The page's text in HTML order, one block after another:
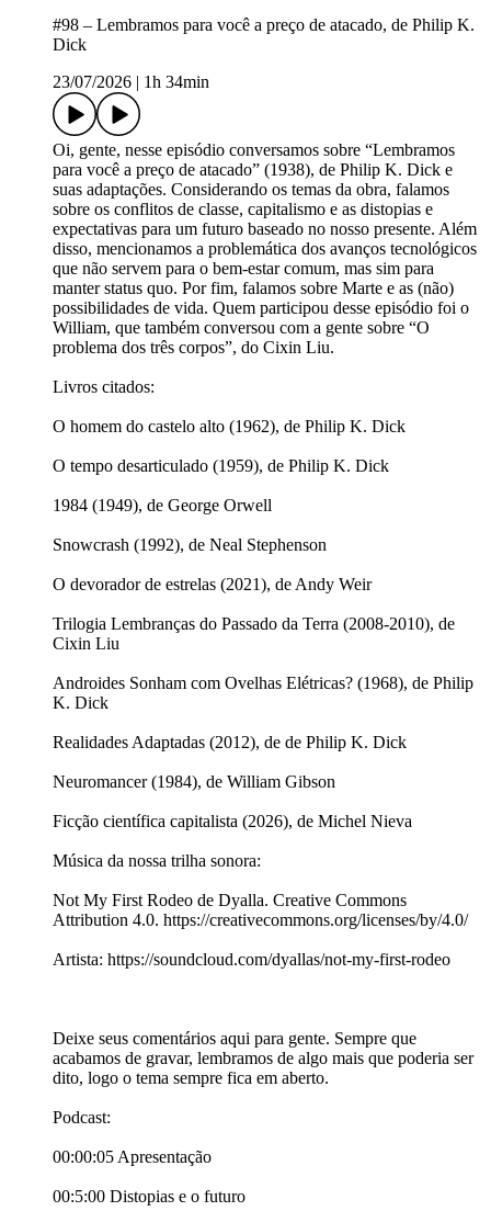
#98 – Lembramos para você a preço de atacado, de Philip K.
Dick
23/07/2026
1h 34min
Oi, gente, nesse episódio conversamos sobre “Lembramos
para você a preço de atacado” (1938), de Philip K. Dick e
suas adaptações. Considerando os temas da obra, falamos
sobre os conflitos de classe, capitalismo e as distopias e
expectativas para um futuro baseado no nosso presente. Além
disso, mencionamos a problemática dos avanços tecnológicos
que não servem para o bem-estar comum, mas sim para
manter status quo. Por fim, falamos sobre Marte e as (não)
possibilidades de vida. Quem participou desse episódio foi o
William, que também conversou com a gente sobre “O
problema dos três corpos”, do Cixin Liu.
Livros citados:
O homem do castelo alto (1962), de Philip K. Dick
O tempo desarticulado (1959), de Philip K. Dick
1984 (1949), de George Orwell
Snowcrash (1992), de Neal Stephenson
O devorador de estrelas (2021), de Andy Weir
Trilogia Lembranças do Passado da Terra (2008-2010), de
Cixin Liu
Androides Sonham com Ovelhas Elétricas? (1968), de Philip
K. Dick
Realidades Adaptadas (2012), de de Philip K. Dick
Neuromancer (1984), de William Gibson
Ficção científica capitalista (2026), de Michel Nieva
Música da nossa trilha sonora:
Not My First Rodeo de Dyalla. Creative Commons
Attribution 4.0. https://creativecommons.org/licenses/by/4.0/
Artista: https://soundcloud.com/dyallas/not-my-first-rodeo
Deixe seus comentários aqui para gente. Sempre que
acabamos de gravar, lembramos de algo mais que poderia ser
dito, logo o tema sempre fica em aberto.
Podcast:
00:00:05 Apresentação
00:5:00 Distopias e o futuro